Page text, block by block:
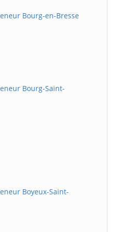
Bourg-en-Bresse
Bourg-Saint-
Boyeux-Saint-